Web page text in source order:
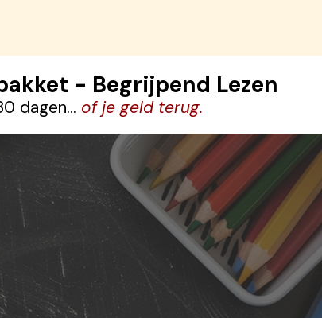
- Begrijpend Lezen
dagen... of je geld terug.